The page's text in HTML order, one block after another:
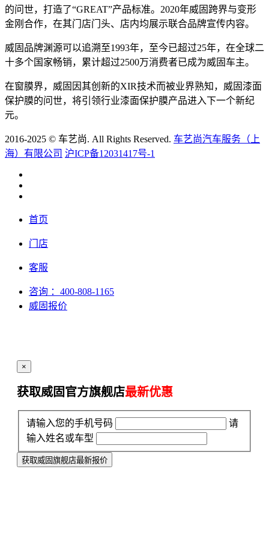
的问世，打造了“GREAT”产品标准。2020年威固跨界与变形
金刚合作，在其门店门头、店内均展示联合品牌宣传内容。
威固品牌渊源可以追溯至1993年，至今已超过25年，在全球二
十多个国家畅销，累计超过2500万消费者已成为威固车主。
在窗膜界，威固因其创新的XIR技术而被业界熟知，威固漆面
保护膜的问世，将引领行业漆面保护膜产品进入下一个新纪
元。
2016-2025 © 车艺尚. All Rights Reserved. 车艺尚汽车服务（上
海）有限公司 沪ICP备12031417号-1
首页
门店
客服
咨询 ：400-808-1165
威固报价
×
获取威固官方旗舰店最新优惠
请输入您的手机号码
请
输入姓名或车型
获取威固旗舰店最新报价